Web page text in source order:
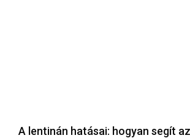
A lentinán hatásai: hogyan segít